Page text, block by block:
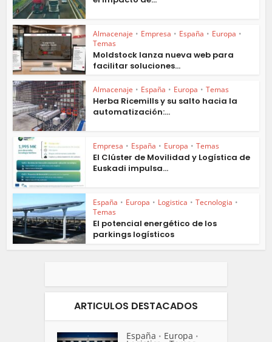
Almacenaje • Empresa • España • Europa •
Temas
Moldstock lanza nueva web para
facilitar soluciones...
Almacenaje • España • Europa • Temas
Herba Ricemills y su salto hacia la
automatización:...
Empresa • España • Europa • Temas
El Clúster de Movilidad y Logística de
Euskadi impulsa...
España • Europa • Logistica • Tecnologia •
Temas
El potencial energético de los
parkings logísticos
ARTICULOS DESTACADOS
España • Europa •